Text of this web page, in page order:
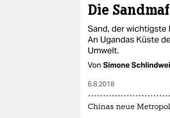
Die
Sand, der wichtigste
An Ugandas Küste
Umwelt.
Von Simone
6.8.2018
Chinas neue